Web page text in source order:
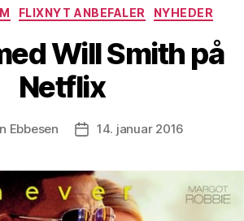
Kategorier
FLIXNYT ANBEFALER NYHEDER
Will Smith på
Netflix
Ebbesen Indlægsdato
14. januar 2016